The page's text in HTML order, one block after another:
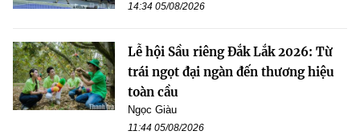
14:34 05/08/2026
Lễ hội Sầu riêng Đắk Lắk 2026: Từ
trái ngọt đại ngàn đến thương hiệu
toàn cầu
Ngọc Giàu
11:44 05/08/2026